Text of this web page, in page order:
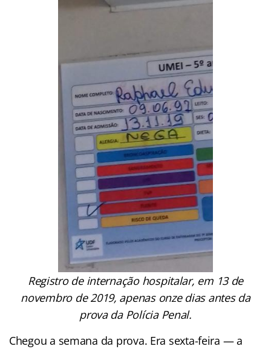
Registro de internação hospitalar, em 13 de
novembro de 2019, apenas onze dias antes da
prova da Polícia Penal.
Chegou a semana da prova. Era sexta-feira — a